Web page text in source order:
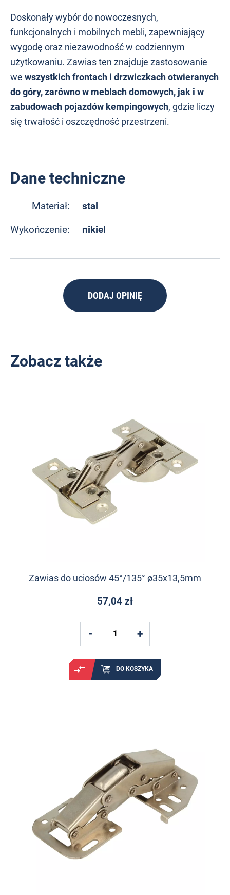
Doskonały wybór do nowoczesnych,
funkcjonalnych i mobilnych mebli, zapewniający
wygodę oraz niezawodność w codziennym
użytkowaniu. Zawias ten znajduje zastosowanie
we wszystkich frontach i drzwiczkach otwieranych
do góry, zarówno w meblach domowych, jak i w
zabudowach pojazdów kempingowych, gdzie liczy
się trwałość i oszczędność przestrzeni.
Dane techniczne
Materiał: stal
Wykończenie: nikiel
DODAJ OPINIĘ
Zobacz także
Zawias do uciosów 45°/135° ø35x13,5mm
57,04 zł
DO KOSZYKA